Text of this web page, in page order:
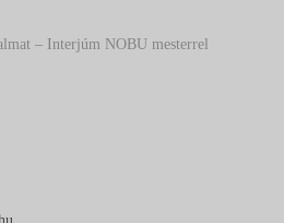
– Interjúm NOBU mesterrel